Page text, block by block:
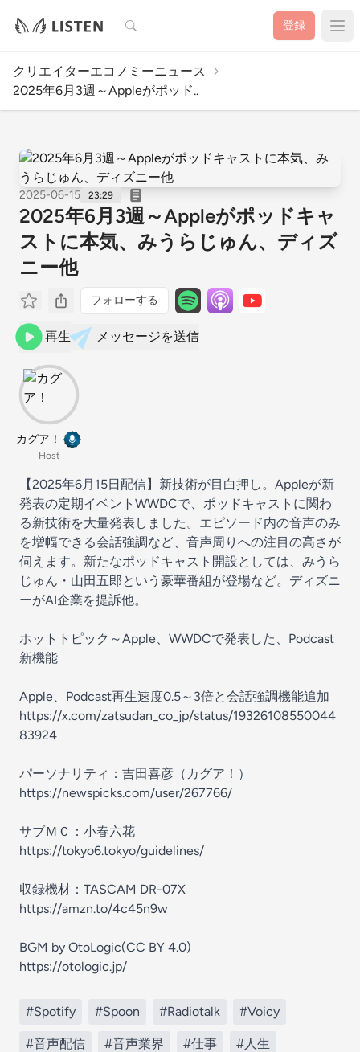
検索 登録
クリエイターエコノミーニュース
2025年6月3週～Appleがポッド..
2025-06-15 23:29
2025年6月3週～Appleがポッドキャ
ストに本気、みうらじゅん、ディズ
ニー他
フォローする
再生 メッセージを送信
カグア！
Host
【2025年6月15日配信】新技術が目白押し。Appleが新
発表の定期イベントWWDCで、ポッドキャストに関わ
る新技術を大量発表しました。エピソード内の音声のみ
を増幅できる会話強調など、音声周りへの注目の高さが
伺えます。新たなポッドキャスト開設としては、みうら
じゅん・山田五郎という豪華番組が登場など。ディズニ
ーがAI企業を提訴他。
ホットトピック～Apple、WWDCで発表した、Podcast
新機能
Apple、Podcast再生速度0.5～3倍と会話強調機能追加
https://x.com/zatsudan_co_jp/status/19326108550044
83924
パーソナリティ：吉田喜彦（カグア！）
https://newspicks.com/user/267766/
サブＭＣ：小春六花
https://tokyo6.tokyo/guidelines/
収録機材：TASCAM DR-07X
https://amzn.to/4c45n9w
BGM by OtoLogic(CC BY 4.0)
https://otologic.jp/
#Spotify #Spoon #Radiotalk #Voicy
#音声配信 #音声業界 #仕事 #人生